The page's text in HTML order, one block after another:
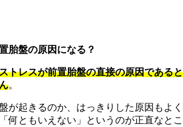
胎盤の原因になる？
トレスが前置胎盤の直接の原因であると
。
が起きるのか、はっきりした原因もよく
何ともいえない」というのが正直なとこ